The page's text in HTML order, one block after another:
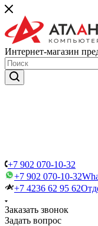
Интернет-магазин
+7 902 070-10-32
+7 902 070-10-32
+7 4236 62 95 62
Заказать звонок
Задать вопрос